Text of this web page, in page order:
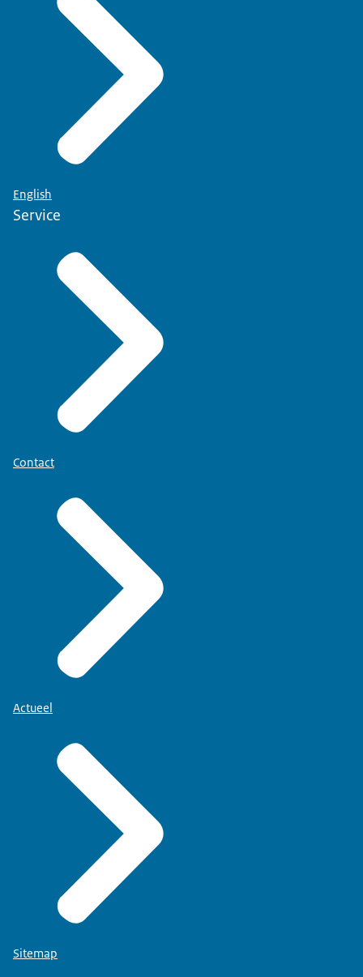
English
Service
Contact
Actueel
Sitemap